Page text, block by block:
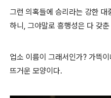
그런 의혹들에 승리라는 강한
하니, 그야말로 흥행성은 다 갖
업소 이름이 그래서인가? 가뜩
뜨거운 모양이다.